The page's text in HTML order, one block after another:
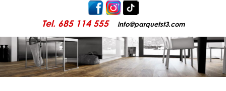
Tel. 685 114 555 info@parquetst3.com